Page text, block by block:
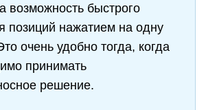
возможность быстрого
позиций нажатием на одну
очень удобно тогда, когда
принимать
решение.